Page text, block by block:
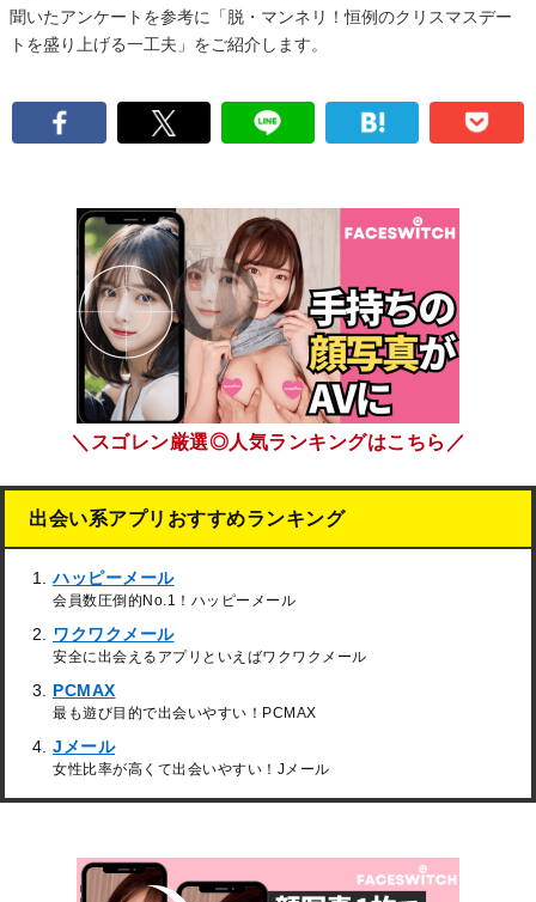
聞いたアンケートを参考に「脱・マンネリ！恒例のクリスマスデー
トを盛り上げる一工夫」をご紹介します。
＼スゴレン厳選◎人気ランキングはこちら／
出会い系アプリおすすめランキング
ハッピーメール
会員数圧倒的No.1！ハッピーメール
ワクワクメール
安全に出会えるアプリといえばワクワクメール
PCMAX
最も遊び目的で出会いやすい！PCMAX
Jメール
女性比率が高くて出会いやすい！Jメール